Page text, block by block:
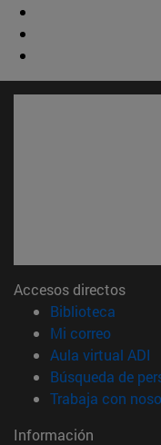
Accesos directos
Biblioteca
Mi correo(abre
Aula virtual ADI
Búsqueda de
Trabaja con
Información